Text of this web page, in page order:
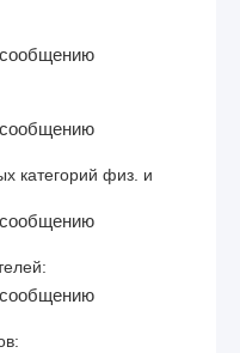
категорий физ. и